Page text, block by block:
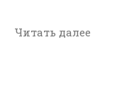
Читать далее